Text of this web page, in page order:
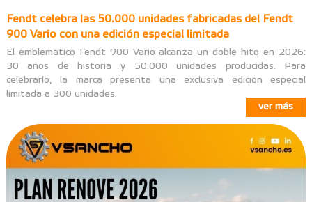
Fendt celebra las 50.000 unidades fabricadas del Fendt
900 Vario con una edición especial limitada
El emblemático Fendt 900 Vario alcanza un doble hito en 2026:
30 años de historia y 50.000 unidades producidas. Para
celebrarlo, la marca presenta una exclusiva edición especial
limitada a 300 unidades.
ver más